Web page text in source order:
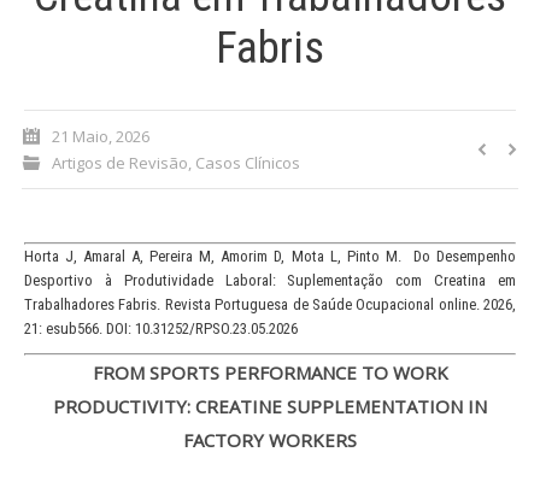
Processo de submissão
Submeta aqui
Formação Profissional
procura)
Sugestões para os Leitores
Investigarem
Congressos
Candidatura a revisor
Fabris
21 Maio, 2026
Artigos de Revisão, Casos Clínicos
Horta J, Amaral A, Pereira M, Amorim D, Mota L, Pinto M. Do Desempenho
Desportivo à Produtividade Laboral: Suplementação com Creatina em
Trabalhadores Fabris. Revista Portuguesa de Saúde Ocupacional online. 2026,
21: esub566. DOI: 10.31252/RPSO.23.05.2026
FROM SPORTS PERFORMANCE TO WORK
PRODUCTIVITY: CREATINE SUPPLEMENTATION IN
FACTORY WORKERS